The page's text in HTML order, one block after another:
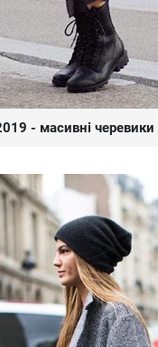
- масивні черевики